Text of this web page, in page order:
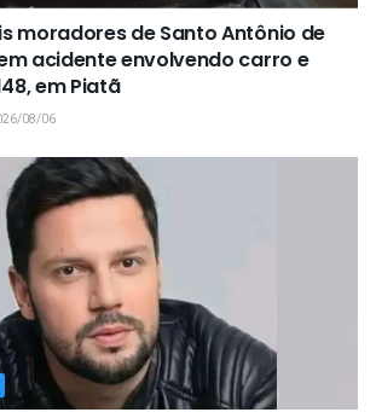
moradores de Santo Antônio de
acidente envolvendo carro e
em Piatã
08/06